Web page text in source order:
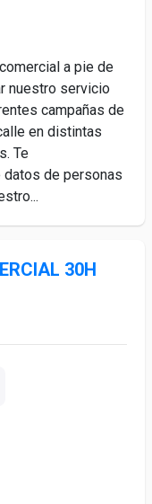
a pie de
nuestro servicio
campañas de
en distintas
Te
de personas
30H